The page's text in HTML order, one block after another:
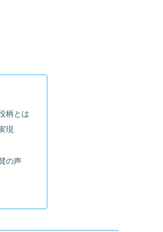
柄とは
現
の声